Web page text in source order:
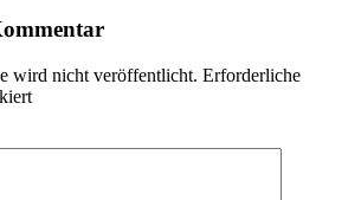
wird nicht veröffentlicht. Erforderliche